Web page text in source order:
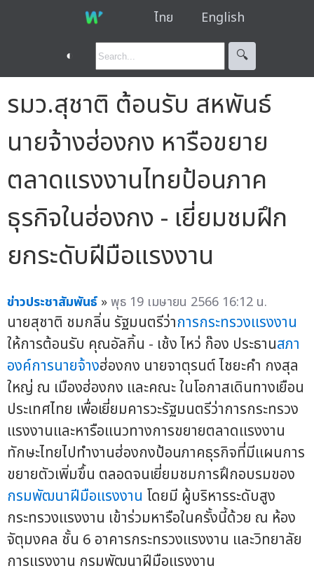
ไทย English
◐ 🔍︎
รมว.สุชาติ ต้อนรับ สหพันธ์
นายจ้างฮ่องกง หารือขยาย
ตลาดแรงงานไทยป้อนภาค
ธุรกิจในฮ่องกง - เยี่ยมชมฝึก
ยกระดับฝีมือแรงงาน
ข่าวประชาสัมพันธ์ »พุธ 19 เมษายน 2566 16:12 น.
นายสุชาติ ชมกลิ่น รัฐมนตรีว่าการกระทรวงแรงงาน
ให้การต้อนรับ คุณอัลกิ้น - เช้ง ไหว่ ก๊อง ประธานสภา
องค์การนายจ้างฮ่องกง นายจาตุรนต์ ไชยะคำ กงสุล
ใหญ่ ณ เมืองฮ่องกง และคณะ ในโอกาสเดินทางเยือน
ประเทศไทย เพื่อเยี่ยมคารวะรัฐมนตรีว่าการกระทรวง
แรงงานและหารือแนวทางการขยายตลาดแรงงาน
ทักษะไทยไปทำงานฮ่องกงป้อนภาคธุรกิจที่มีแผนการ
ขยายตัวเพิ่มขึ้น ตลอดจนเยี่ยมชมการฝึกอบรมของ
กรมพัฒนาฝีมือแรงงาน โดยมี ผู้บริหารระดับสูง
กระทรวงแรงงาน เข้าร่วมหารือในครั้งนี้ด้วย ณ ห้อง
จัตุมงคล ชั้น 6 อาคารกระทรวงแรงงาน และวิทยาลัย
การแรงงาน กรมพัฒนาฝีมือแรงงาน